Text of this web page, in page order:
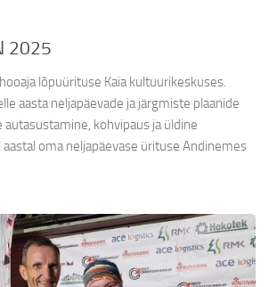
2025
lõpuürituse Kaia kultuurikeskuses.
aasta neljapäevade ja järgmiste plaanide
kohvipaus ja üldine
oma neljapäevase ürituse Andinemes